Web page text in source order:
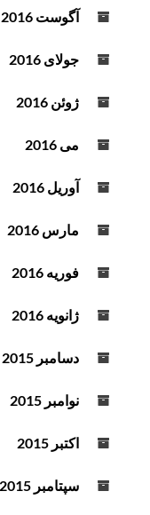
آگوست 2016
جولای 2016
ژوئن 2016
می 2016
آوریل 2016
مارس 2016
فوریه 2016
ژانویه 2016
دسامبر 2015
نوامبر 2015
اکتبر 2015
سپتامبر 2015